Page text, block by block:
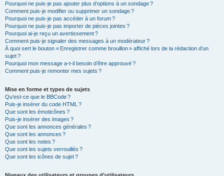
Pourquoi ne puis-je pas ajouter plus d’options à un sondage ?
Comment puis-je modifier ou supprimer un sondage ?
Pourquoi ne puis-je pas accéder à un forum ?
Pourquoi ne puis-je pas importer de pièces jointes ?
Pourquoi ai-je reçu un avertissement ?
Comment puis-je signaler des messages à un modérateur ?
À quoi sert le bouton « Enregistrer comme brouillon » affiché lors de la rédaction d’un
sujet ?
Pourquoi mon message a-t-il besoin d’être approuvé ?
Comment puis-je remonter mes sujets ?
Mise en forme et types de sujets
Qu’est-ce que le BBCode ?
Puis-je insérer du code HTML ?
Que sont les émoticônes ?
Puis-je insérer des images ?
Que sont les annonces générales ?
Que sont les annonces ?
Que sont les notes ?
Que sont les sujets verrouillés ?
Que sont les icônes de sujet ?